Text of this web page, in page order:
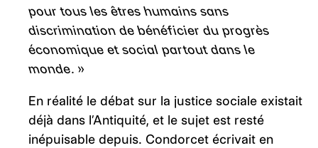
pour tous les êtres humains sans
discrimination de bénéficier du progrès
économique et social partout dans le
monde. »
En réalité le débat sur la justice sociale existait
déjà dans l’Antiquité, et le sujet est resté
inépuisable depuis. Condorcet écrivait en